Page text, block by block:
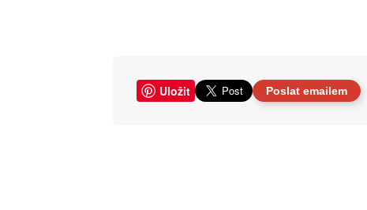
Uložit Poslat emailem